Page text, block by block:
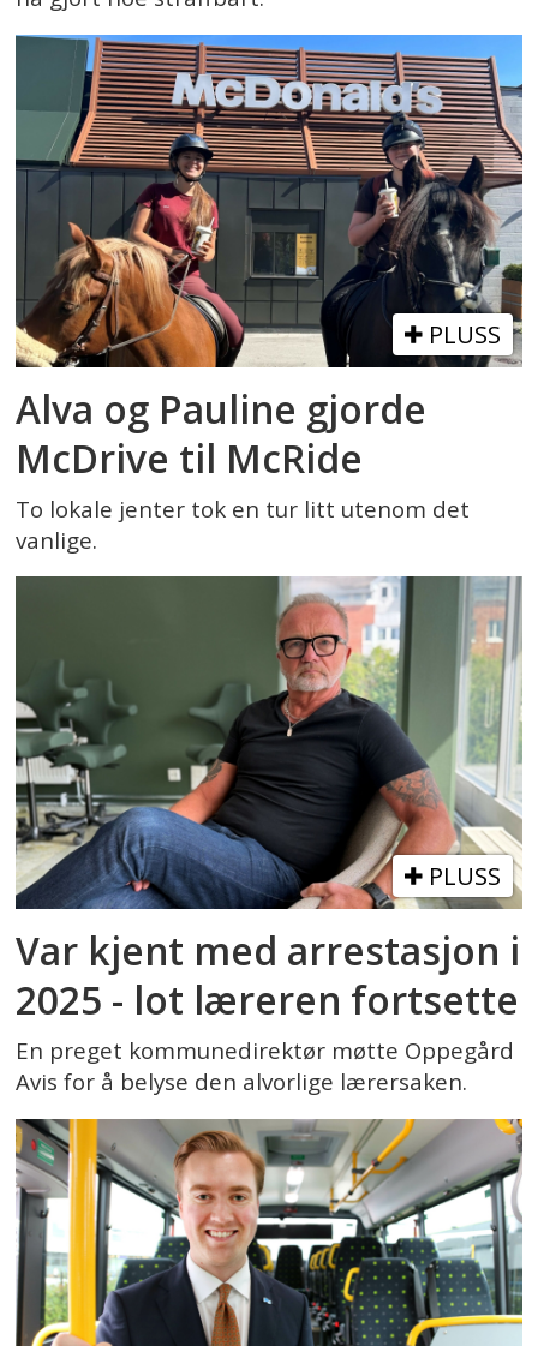
PLUSS
Alva og Pauline gjorde
McDrive til McRide
To lokale jenter tok en tur litt utenom det
vanlige.
PLUSS
Var kjent med arrestasjon i
2025 - lot læreren fortsette
En preget kommunedirektør møtte Oppegård
Avis for å belyse den alvorlige lærersaken.